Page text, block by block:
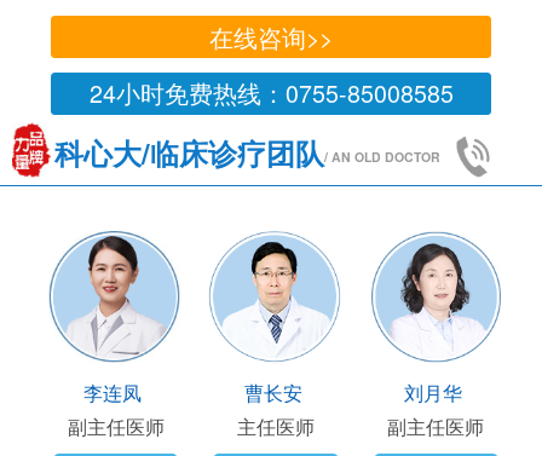
在线咨询>>
24小时免费热线：0755-85008585
科心大/临床诊疗团队/ AN OLD DOCTOR
李连凤
副主任医师
曹长安
主任医师
刘月华
副主任医师